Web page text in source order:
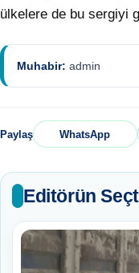
ülkelere de bu sergiyi
Muhabir: admin
Paylaş WhatsApp
Editörün